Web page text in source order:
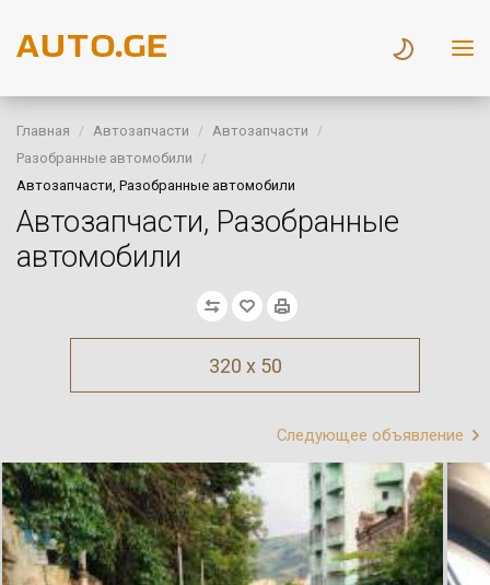
Главная Автозапчасти
Автозапчасти
Разобранные автомобили
Автозапчасти, Разобранные автомобили
Автозапчасти, Разобранные
автомобили
320 x 50
Следующее объявление